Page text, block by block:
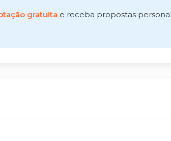
gratuita e receba propostas